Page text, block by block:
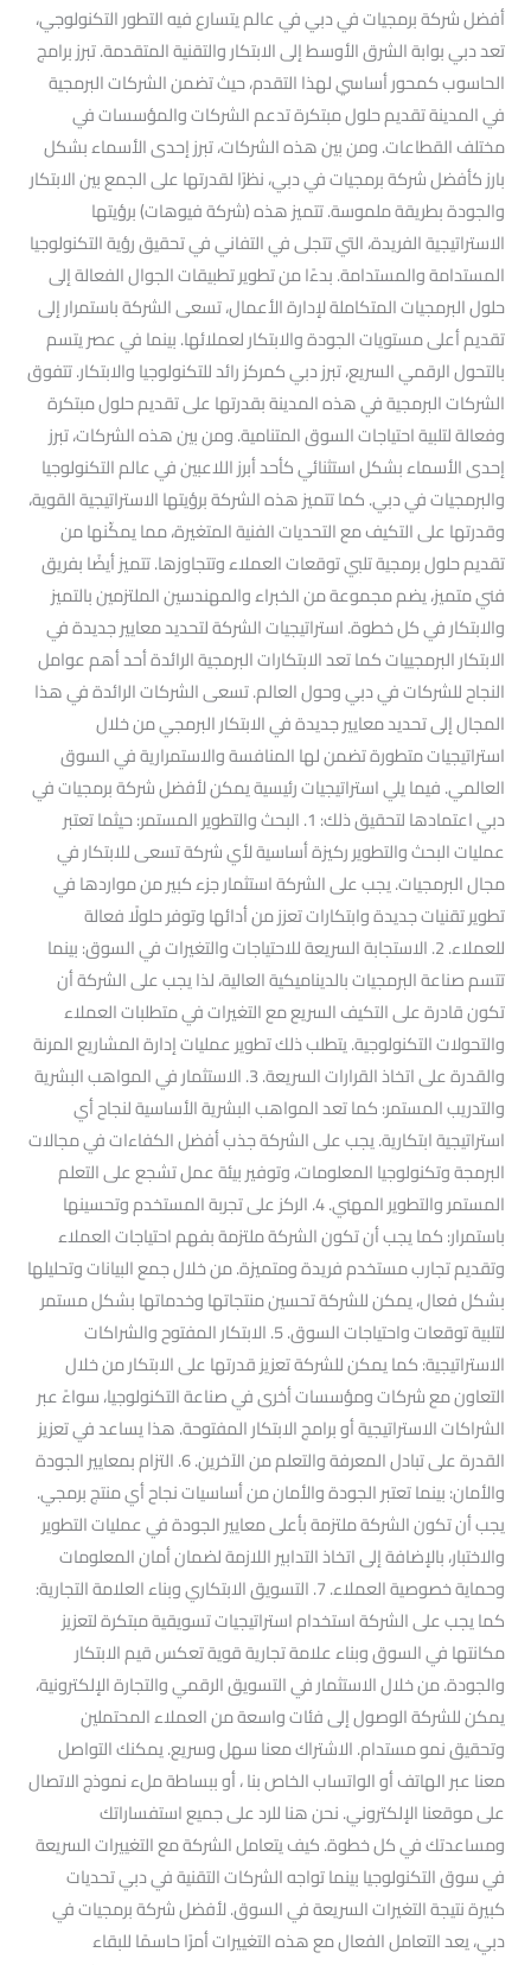
أفضل شركة برمجيات في دبي في عالم يتسارع فيه التطور التكنولوجي،
تعد دبي بوابة الشرق الأوسط إلى الابتكار والتقنية المتقدمة. تبرز برامج
الحاسوب كمحور أساسي لهذا التقدم، حيث تضمن الشركات البرمجية
في المدينة تقديم حلول مبتكرة تدعم الشركات والمؤسسات في
مختلف القطاعات. ومن بين هذه الشركات، تبرز إحدى الأسماء بشكل
بارز كأفضل شركة برمجيات في دبي، نظرًا لقدرتها على الجمع بين الابتكار
والجودة بطريقة ملموسة. تتميز هذه (شركة فيوهات) برؤيتها
الاستراتيجية الفريدة، التي تتجلى في التفاني في تحقيق رؤية التكنولوجيا
المستدامة والمستدامة. بدءًا من تطوير تطبيقات الجوال الفعالة إلى
حلول البرمجيات المتكاملة لإدارة الأعمال، تسعى الشركة باستمرار إلى
تقديم أعلى مستويات الجودة والابتكار لعملائها. بينما في عصر يتسم
بالتحول الرقمي السريع، تبرز دبي كمركز رائد للتكنولوجيا والابتكار. تتفوق
الشركات البرمجية في هذه المدينة بقدرتها على تقديم حلول مبتكرة
وفعالة لتلبية احتياجات السوق المتنامية. ومن بين هذه الشركات، تبرز
إحدى الأسماء بشكل استثنائي كأحد أبرز اللاعبين في عالم التكنولوجيا
والبرمجيات في دبي. كما تتميز هذه الشركة برؤيتها الاستراتيجية القوية،
وقدرتها على التكيف مع التحديات الفنية المتغيرة، مما يمكّنها من
تقديم حلول برمجية تلبي توقعات العملاء وتتجاوزها. تتميز أيضًا بفريق
فني متميز، يضم مجموعة من الخبراء والمهندسين الملتزمين بالتميز
والابتكار في كل خطوة. استراتيجيات الشركة لتحديد معايير جديدة في
الابتكار البرمجييات كما تعد الابتكارات البرمجية الرائدة أحد أهم عوامل
النجاح للشركات في دبي وحول العالم. تسعى الشركات الرائدة في هذا
المجال إلى تحديد معايير جديدة في الابتكار البرمجي من خلال
استراتيجيات متطورة تضمن لها المنافسة والاستمرارية في السوق
العالمي. فيما يلي استراتيجيات رئيسية يمكن لأفضل شركة برمجيات في
دبي اعتمادها لتحقيق ذلك: 1. البحث والتطوير المستمر: حيثما تعتبر
عمليات البحث والتطوير ركيزة أساسية لأي شركة تسعى للابتكار في
مجال البرمجيات. يجب على الشركة استثمار جزء كبير من مواردها في
تطوير تقنيات جديدة وابتكارات تعزز من أدائها وتوفر حلولًا فعالة
للعملاء. 2. الاستجابة السريعة للاحتياجات والتغيرات في السوق: بينما
تتسم صناعة البرمجيات بالديناميكية العالية، لذا يجب على الشركة أن
تكون قادرة على التكيف السريع مع التغيرات في متطلبات العملاء
والتحولات التكنولوجية. يتطلب ذلك تطوير عمليات إدارة المشاريع المرنة
والقدرة على اتخاذ القرارات السريعة. 3. الاستثمار في المواهب البشرية
والتدريب المستمر: كما تعد المواهب البشرية الأساسية لنجاح أي
استراتيجية ابتكارية. يجب على الشركة جذب أفضل الكفاءات في مجالات
البرمجة وتكنولوجيا المعلومات، وتوفير بيئة عمل تشجع على التعلم
المستمر والتطوير المهني. 4. الركز على تجربة المستخدم وتحسينها
باستمرار: كما يجب أن تكون الشركة ملتزمة بفهم احتياجات العملاء
وتقديم تجارب مستخدم فريدة ومتميزة. من خلال جمع البيانات وتحليلها
بشكل فعال، يمكن للشركة تحسين منتجاتها وخدماتها بشكل مستمر
لتلبية توقعات واحتياجات السوق. 5. الابتكار المفتوح والشراكات
الاستراتيجية: كما يمكن للشركة تعزيز قدرتها على الابتكار من خلال
التعاون مع شركات ومؤسسات أخرى في صناعة التكنولوجيا، سواءً عبر
الشراكات الاستراتيجية أو برامج الابتكار المفتوحة. هذا يساعد في تعزيز
القدرة على تبادل المعرفة والتعلم من الآخرين. 6. التزام بمعايير الجودة
والأمان: بينما تعتبر الجودة والأمان من أساسيات نجاح أي منتج برمجي.
يجب أن تكون الشركة ملتزمة بأعلى معايير الجودة في عمليات التطوير
والاختبار، بالإضافة إلى اتخاذ التدابير اللازمة لضمان أمان المعلومات
وحماية خصوصية العملاء. 7. التسويق الابتكاري وبناء العلامة التجارية:
كما يجب على الشركة استخدام استراتيجيات تسويقية مبتكرة لتعزيز
مكانتها في السوق وبناء علامة تجارية قوية تعكس قيم الابتكار
والجودة. من خلال الاستثمار في التسويق الرقمي والتجارة الإلكترونية،
يمكن للشركة الوصول إلى فئات واسعة من العملاء المحتملين
وتحقيق نمو مستدام. الاشتراك معنا سهل وسريع. يمكنك التواصل
معنا عبر الهاتف أو الواتساب الخاص بنا ، أو ببساطة ملء نموذج الاتصال
على موقعنا الإلكتروني. نحن هنا للرد على جميع استفساراتك
ومساعدتك في كل خطوة. كيف يتعامل الشركة مع التغييرات السريعة
في سوق التكنولوجيا بينما تواجه الشركات التقنية في دبي تحديات
كبيرة نتيجة التغيرات السريعة في السوق. لأفضل شركة برمجيات في
دبي، يعد التعامل الفعال مع هذه التغييرات أمرًا حاسمًا للبقاء